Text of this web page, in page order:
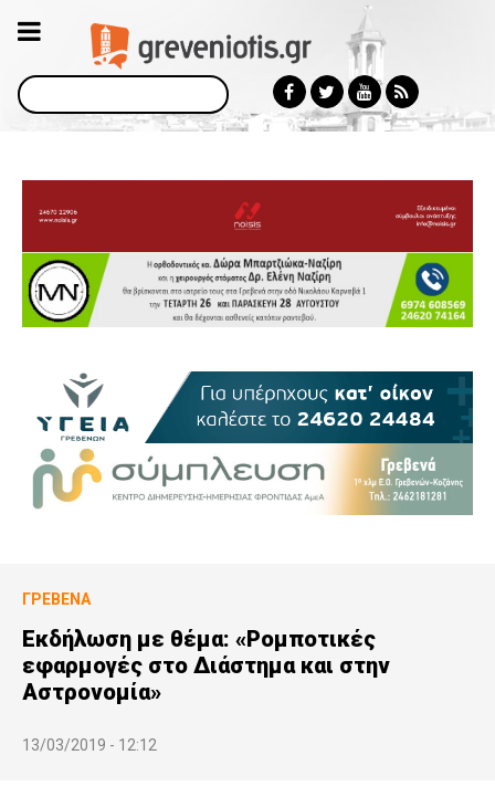
Αναζήτηση
ΓΡΕΒΕΝΆ
Εκδήλωση με θέμα: «Ρομποτικές
εφαρμογές στο Διάστημα και στην
Αστρονομία»
13/03/2019 - 12:12